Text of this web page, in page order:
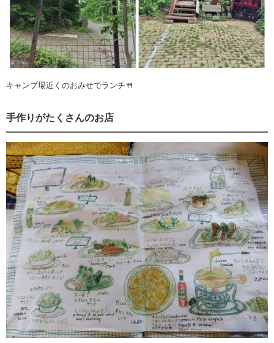
キャンプ場近くのおみせでランチ🍴
手作りがたくさんのお店